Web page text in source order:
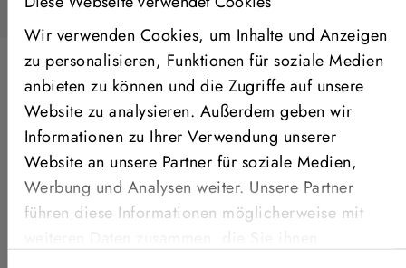
Wir verwenden Cookies, um Inhalte und Anzeigen
zu personalisieren, Funktionen für soziale Medien
anbieten zu können und die Zugriffe auf unsere
Website zu analysieren. Außerdem geben wir
Informationen zu Ihrer Verwendung unserer
Website an unsere Partner für soziale Medien,
Werbung und Analysen weiter. Unsere Partner
führen diese Informationen möglicherweise mit
ANWENDUNGEN, FEATURES &
MEHR
Weitere Videos